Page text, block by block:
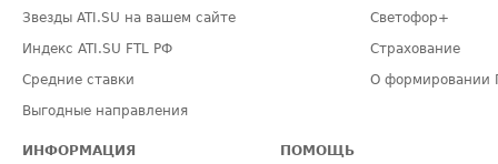
Звезды ATI.SU на вашем сайте
Индекс ATI.SU FTL РФ
Средние ставки
Выгодные направления
Светофор+
Страхование
О формировании
ИНФОРМАЦИЯ ПОМОЩЬ